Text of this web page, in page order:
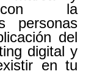
con la
personas
del
digital y
en tu